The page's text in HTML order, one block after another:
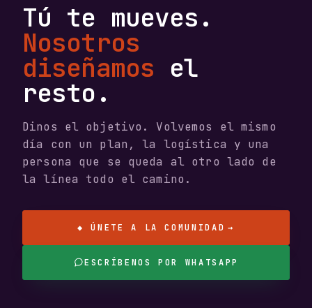
Tú te mueves.
Nosotros
diseñamos el
resto.
Dinos el objetivo. Volvemos el mismo
día con un plan, la logística y una
persona que se queda al otro lado de
la línea todo el camino.
◆ ÚNETE A LA COMUNIDAD →
ESCRÍBENOS POR WHATSAPP